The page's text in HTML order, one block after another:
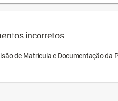
incorretos
de Matrícula e Documentação da